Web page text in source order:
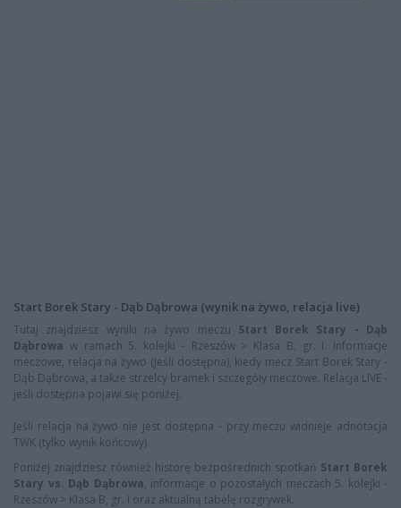
Start Borek Stary - Dąb Dąbrowa (wynik na żywo, relacja live)
Tutaj znajdziesz wyniki na żywo meczu Start Borek Stary - Dąb
Dąbrowa w ramach 5. kolejki - Rzeszów > Klasa B, gr. I. Informacje
meczowe, relacja na żywo (jeśli dostępna), kiedy mecz Start Borek Stary -
Dąb Dąbrowa, a także strzelcy bramek i szczegóły meczowe. Relacja LIVE -
jeśli dostępna pojawi się poniżej.
Jeśli relacja na żywo nie jest dostępna - przy meczu widnieje adnotacja
TWK (tylko wynik końcowy)
Poniżej znajdziesz również historę bezpośrednich spotkań Start Borek
Stary vs. Dąb Dąbrowa, informacje o pozostałych meczach 5. kolejki -
Rzeszów > Klasa B, gr. I oraz aktualną tabelę rozgrywek.